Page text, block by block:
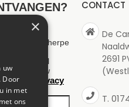
van onze scherpe
1 keer per
Vul
Wij slaan uw
onze
privacy
CONTACT
De
2691
T.
×
uw
Door
in met
ons